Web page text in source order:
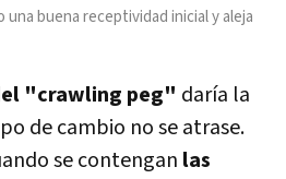
una buena receptividad inicial y aleja
"crawling peg" daría la
de cambio no se atrase.
se contengan las